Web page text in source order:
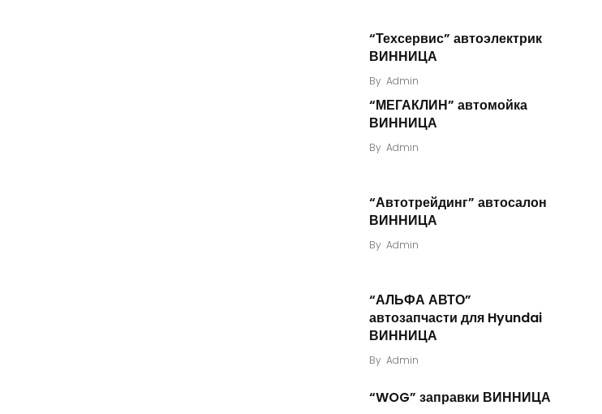
“Техсервис” автоэлектрик
ВИННИЦА
By Admin
“МЕГАКЛИН” автомойка
ВИННИЦА
By Admin
“Автотрейдинг” автосалон
ВИННИЦА
By Admin
“АЛЬФА АВТО”
автозапчасти для Hyundai
ВИННИЦА
By Admin
“WOG” заправки ВИННИЦА